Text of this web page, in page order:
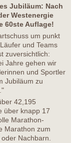
Jubiläum: Nach
Westenergie
60ste Auflage!
um punkt
und Teams
zuversichtlich:
Jahre gehen wir
und Sportler
Jubiläum zu
42,195
über knapp 17
Marathon-
Marathon zum
Nachbarn.